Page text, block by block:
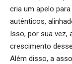
cria um apelo
autênticos,
Isso, por sua vez,
crescimento
Além disso, a